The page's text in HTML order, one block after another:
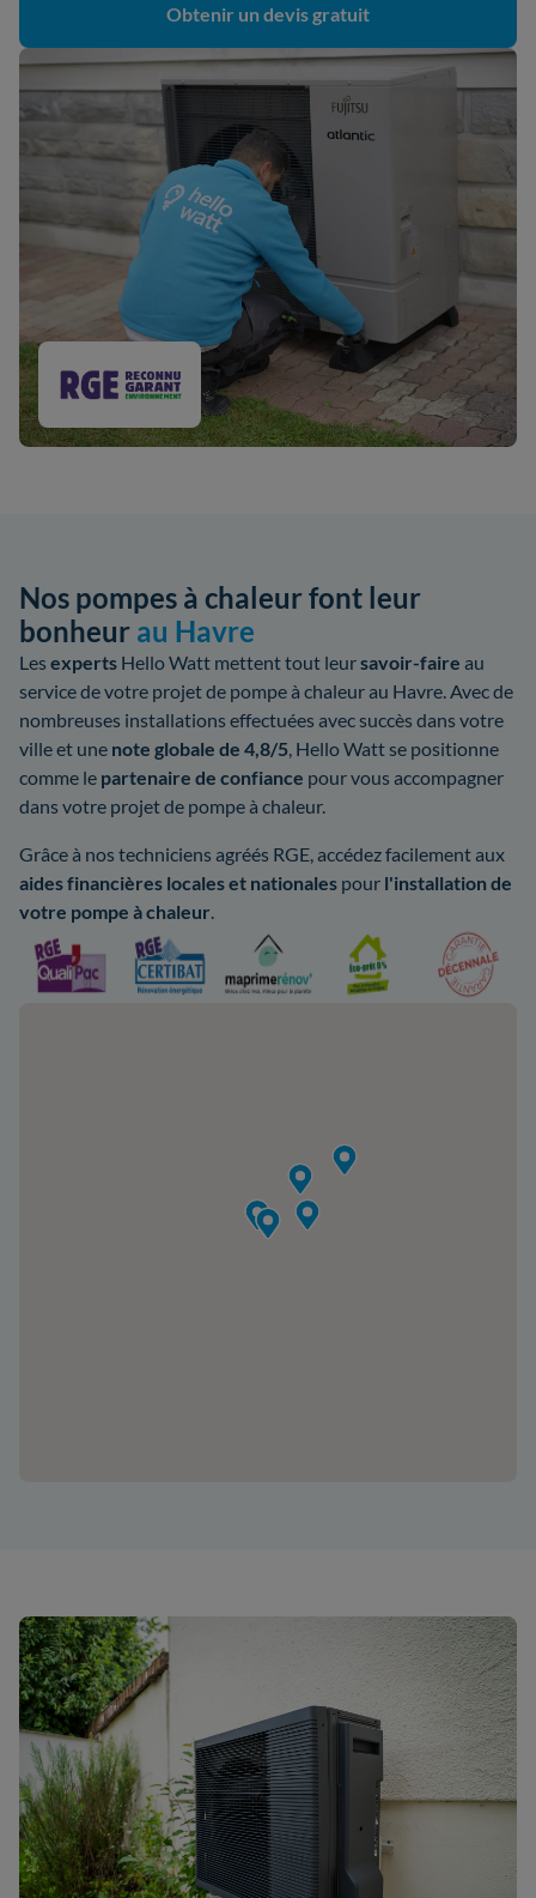
Obtenir un devis gratuit
Nos pompes à chaleur font leur
bonheur au Havre
Les experts Hello Watt mettent tout leursavoir-faire au
service de votre projet de pompe à chaleur au Havre. Avec de
nombreuses installations effectuées avec succès dans votre
ville et une note globale de 4,8/5, Hello Watt se positionne
comme le partenaire de confiance pour vous accompagner
dans votre projet de pompe à chaleur.
Grâce à nos techniciens agréés RGE, accédez facilement aux
aidesfinancières localeset nationales pour l'installation de
votre pompe à chaleur.